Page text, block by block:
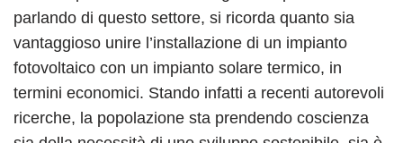
parlando di questo settore, si ricorda quanto sia
vantaggioso unire l’installazione di un impianto
fotovoltaico con un impianto solare termico, in
termini economici. Stando infatti a recenti autorevoli
ricerche, la popolazione sta prendendo coscienza